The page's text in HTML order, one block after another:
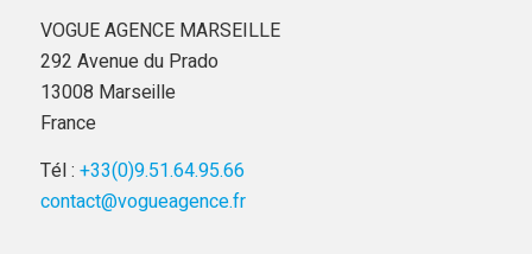
VOGUE AGENCE MARSEILLE
292 Avenue du Prado
13008 Marseille
France
Tél : +33(0)9.51.64.95.66
contact@vogueagence.fr